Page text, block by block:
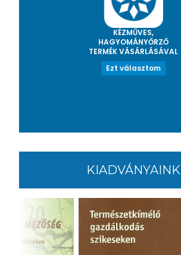
KÉZMŰVES,
HAGYOMÁNYŐRZŐ
TERMÉK VÁSÁRLÁSÁVAL
Ezt választom
KIADVÁNYAINK